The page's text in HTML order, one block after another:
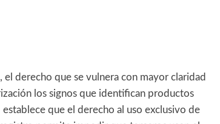
derecho que se vulnera con mayor claridad
los signos que identifican productos
que el derecho al uso exclusivo de